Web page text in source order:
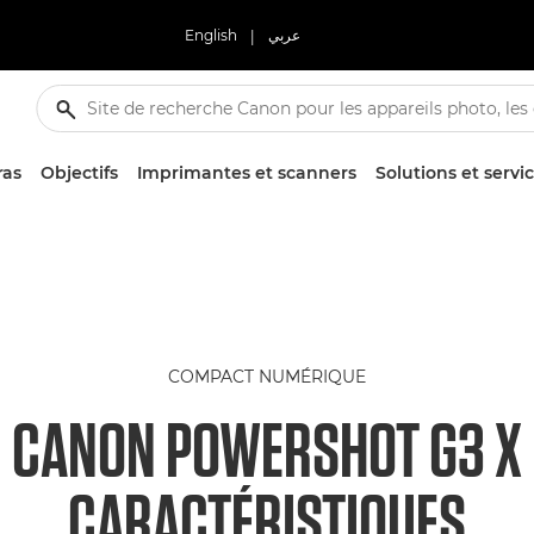
English | عربي
Objectifs Imprimantes et scanners Solutions et
COMPACT NUMÉRIQUE
CANON POWERSHOT G3 X